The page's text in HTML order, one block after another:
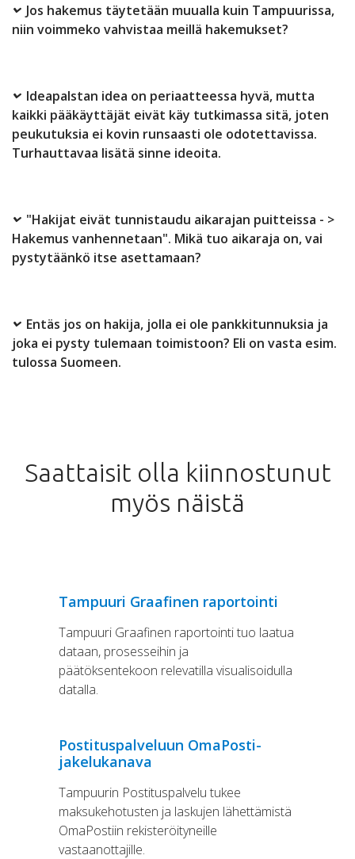
Jos hakemus täytetään muualla kuin Tampuurissa,
niin voimmeko vahvistaa meillä hakemukset?
Ideapalstan idea on periaatteessa hyvä, mutta
kaikki pääkäyttäjät eivät käy tutkimassa sitä, joten
peukutuksia ei kovin runsaasti ole odotettavissa.
Turhauttavaa lisätä sinne ideoita.
"Hakijat eivät tunnistaudu aikarajan puitteissa - >
Hakemus vanhennetaan". Mikä tuo aikaraja on, vai
pystytäänkö itse asettamaan?
Entäs jos on hakija, jolla ei ole pankkitunnuksia ja
joka ei pysty tulemaan toimistoon? Eli on vasta esim.
tulossa Suomeen.
Saattaisit olla kiinnostunut
myös näistä
Tampuuri Graafinen raportointi
Tampuuri Graafinen raportointi tuo laatua
dataan, prosesseihin ja
päätöksentekoon relevatilla visualisoidulla
datalla.
Postituspalveluun OmaPosti-
jakelukanava
Tampuurin Postituspalvelu tukee
maksukehotusten ja laskujen lähettämistä
OmaPostiin rekisteröityneille
vastaanottajille.